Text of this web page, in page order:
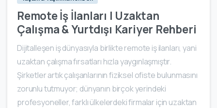
Remote İş İlanları | Uzaktan
Çalışma & Yurtdışı Kariyer Rehberi
Dijitalleşen iş dünyasıyla birlikte remote iş ilanları, yani
uzaktan çalışma fırsatları hızla yaygınlaşmıştır.
Şirketler artık çalışanlarının fiziksel ofiste bulunmasını
zorunlu tutmuyor; dünyanın birçok yerindeki
profesyoneller, farklı ülkelerdeki firmalar için uzaktan